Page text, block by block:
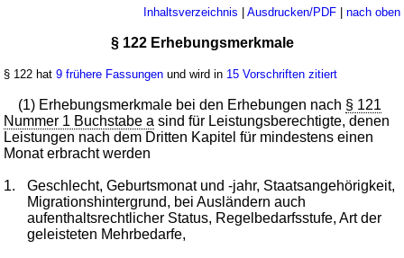
Inhaltsverzeichnis Ausdrucken/PDF| nach oben
§ 122 Erhebungsmerkmale
§ 122 hat9 frühere Fassungen und wird in 15 Vorschriften zitiert
(1) Erhebungsmerkmale bei den Erhebungen nach § 121
Nummer 1 Buchstabe a sind für Leistungsberechtigte, denen
Leistungen nach dem Dritten Kapitel für mindestens einen
Monat erbracht werden
1.
Geschlecht, Geburtsmonat und -jahr, Staatsangehörigkeit,
Migrationshintergrund, bei Ausländern auch
aufenthaltsrechtlicher Status, Regelbedarfsstufe, Art der
geleisteten Mehrbedarfe,